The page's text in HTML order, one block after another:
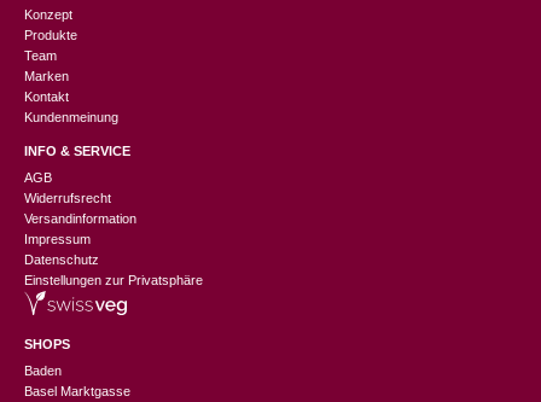
Konzept
Produkte
Team
Marken
Kontakt
Kundenmeinung
INFO & SERVICE
AGB
Widerrufsrecht
Versandinformation
Impressum
Datenschutz
Einstellungen zur Privatsphäre
SHOPS
Baden
Basel Marktgasse